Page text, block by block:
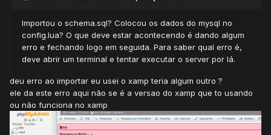
Importou o schema.sql? Colocou os dados do mysql no
config.lua? O que deve estar acontecendo é dando algum
erro e fechando logo em seguida. Para saber qual erro é,
deve abrir um terminal e tentar executar o server por lá.
deu erro ao importar eu usei o xamp teria algum outro ?
ele da este erro aqui não se é a versao do xamp que to usando
ou não funciona no xamp